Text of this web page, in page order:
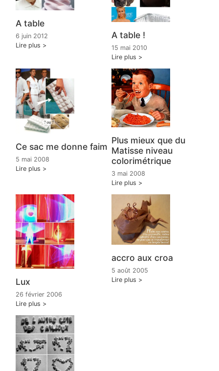
A table
6 juin 2012
Lire plus
A table !
15 mai 2010
Lire plus
Ce sac me donne faim
5 mai 2008
Lire plus
Plus mieux que du
Matisse niveau
colorimétrique
3 mai 2008
Lire plus
Lux
26 février 2006
Lire plus
accro aux croa
5 août 2005
Lire plus